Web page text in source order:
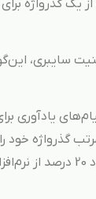
سایبری،
شد که 67 درصد کاربران همواره پیام‌های
به‌طور مرتب گذرواژه خود
داده و بروز می‌کنند اما فقط 41 درصد آنها از احرازهویت دوعاملی استفاده کرده و حتی درصد کمتری حدود 20 درصد